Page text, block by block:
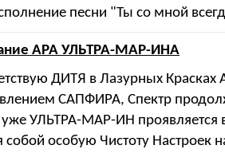
песни "Ты со мной
АРА УЛЬТРА-МАР-ИНА
ДИТЯ в Лазурных Красках
САПФИРА, Спектр
уже УЛЬТРА-МАР-ИН
собой особую Чистоту Настроек